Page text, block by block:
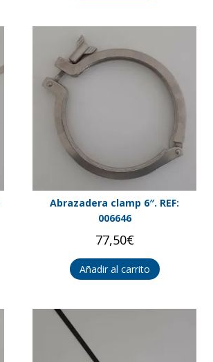
Abrazadera clamp 6″. REF:
006646
77,50€
Añadir al carrito